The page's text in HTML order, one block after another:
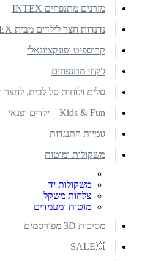
מזרנים מתנפחים INTEX
נדנדות חצר לילדים מבית INTEX
קרוספיט ופונקציונאלי
ג'קוזי מתנפחים
סלים ולוחות סל לבית, לחצר
Kids & Fun – ילדים ופנאי
גומיות התנגדות
משקולות ומוטות
משקולות יד
צלחות משקל
מוטות ומעמדים
מסיכות 3D מפורסמים
💥SALE